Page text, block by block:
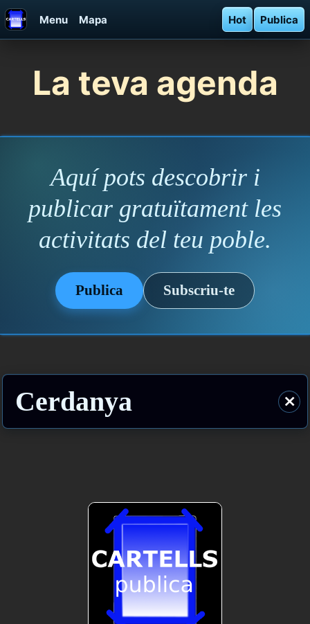
Menu Mapa Hot Publica
La teva agenda
Aquí pots descobrir i
publicar gratuïtament les
activitats del teu poble.
Publica Subscriu-te
Cerdanya ⨯